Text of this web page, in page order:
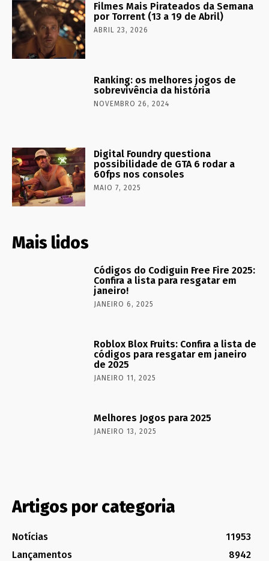
Filmes Mais Pirateados da Semana
por Torrent (13 a 19 de Abril)
ABRIL 23, 2026
Ranking: os melhores jogos de
sobrevivência da história
NOVEMBRO 26, 2024
Digital Foundry questiona
possibilidade de GTA 6 rodar a
60fps nos consoles
MAIO 7, 2025
Mais lidos
Códigos do Codiguin Free Fire 2025:
Confira a lista para resgatar em
janeiro!
JANEIRO 6, 2025
Roblox Blox Fruits: Confira a lista de
códigos para resgatar em janeiro
de 2025
JANEIRO 11, 2025
Melhores Jogos para 2025
JANEIRO 13, 2025
Artigos por categoria
Notícias
11953
Lançamentos
8942